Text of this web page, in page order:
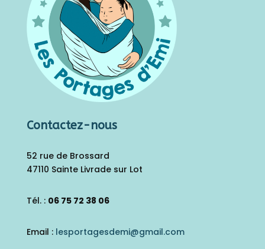
Contactez-nous
52 rue de Brossard
47110 Sainte Livrade sur Lot
Tél. : 06 75 72 38 06
Email : lesportagesdemi@gmail.com